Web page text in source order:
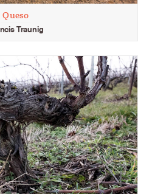
Queso
Traunig